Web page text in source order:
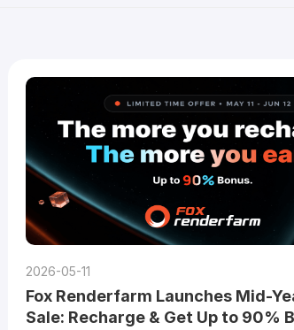
2026-05-11
Fox Renderfarm Launches Mid-
Sale: Recharge & Get Up to 90%